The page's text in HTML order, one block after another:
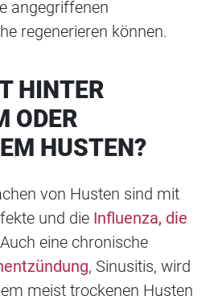
angegriffenen
regenerieren können.
HINTER
ODER
HUSTEN?
von Husten sind mit
und die Influenza, die
Auch eine chronische
, Sinusitis, wird
meist trockenen Husten